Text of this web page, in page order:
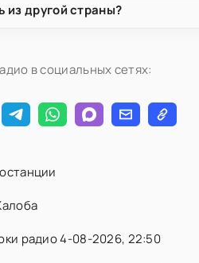
другой страны?
в социальных сетях:
радио 4-08-2026, 22:50